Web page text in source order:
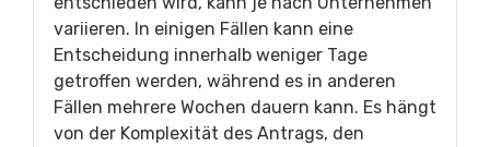
variieren. In einigen Fällen kann eine
Entscheidung innerhalb weniger Tage
getroffen werden, während es in anderen
Fällen mehrere Wochen dauern kann. Es hängt
von der Komplexität des Antrags, den